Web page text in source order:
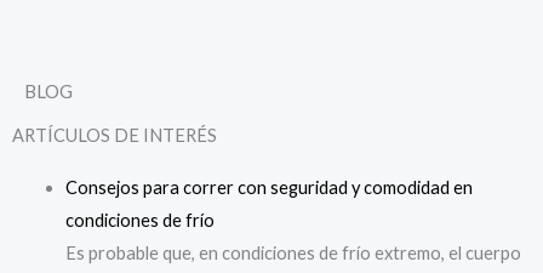
BLOG
ARTÍCULOS DE INTERÉS
Consejos para correr con seguridad y comodidad en
condiciones de frío
Es probable que, en condiciones de frío extremo, el cuerpo